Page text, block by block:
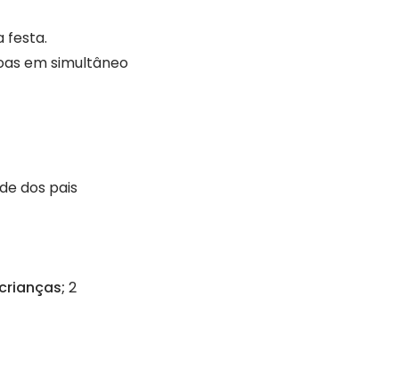
festa.
em simultâneo
dos pais
2